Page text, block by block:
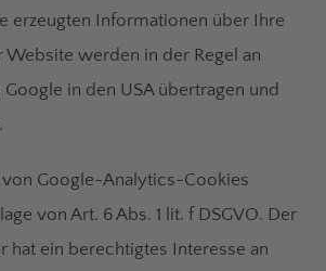
erzeugten Informationen über Ihre
Website werden in der Regel an
in den USA übertragen und
Google-Analytics-Cookies
von Art. 6 Abs. 1 lit. f DSGVO. Der
hat ein berechtigtes Interesse an